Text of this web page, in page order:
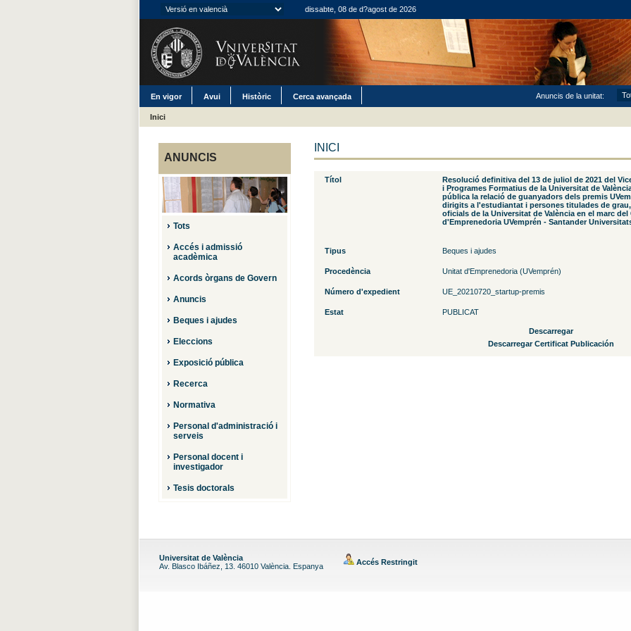
dissabte, 08 de d?agost de 2026
En vigor Avui Històric Cerca avançada Anuncis de la unitat:
Inici
ANUNCIS
Tots
Accés i admissió
acadèmica
Acords òrgans de Govern
Anuncis
Beques i ajudes
Eleccions
Exposició pública
Recerca
Normativa
Personal d'administració i
serveis
Personal docent i
investigador
Tesis doctorals
INICI
Títol
Resolució definitiva del 13 de juliol de 2021 del
i Programes Formatius de la Universitat de
pública la relació de guanyadors dels premis
dirigits a l'estudiantat i persones titulades de
oficials de la Universitat de València en el marc del
d'Emprenedoria UVemprén - Santander
Tipus Beques i ajudes
Procedència Unitat d'Emprenedoria (UVemprén)
Número d'expedient UE_20210720_startup-premis
Estat PUBLICAT
Descarregar
Descarregar Certificat Publicación
Universitat de València
Av. Blasco Ibáñez, 13. 46010 València. Espanya
Accés Restringit